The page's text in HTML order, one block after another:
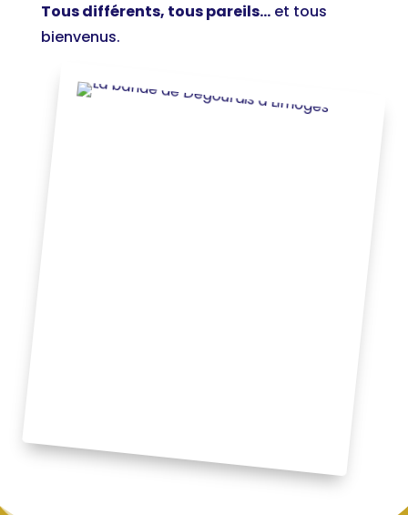
Tous différents, tous pareils…et tous
bienvenus.